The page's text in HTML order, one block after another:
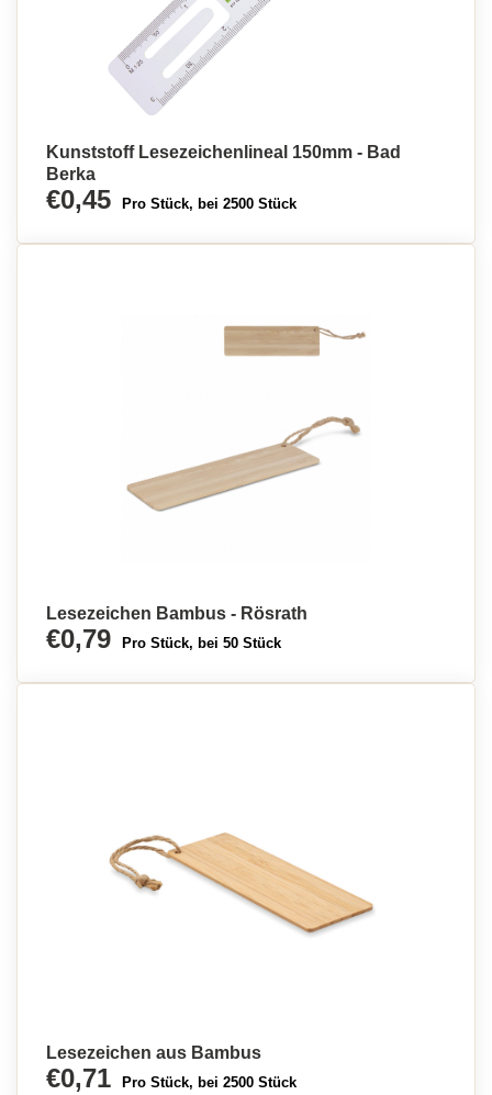
Kunststoff Lesezeichenlineal 150mm - Bad
Berka
€0,45 Pro Stück, bei 2500 Stück
Lesezeichen Bambus - Rösrath
€0,79 Pro Stück, bei 50 Stück
Lesezeichen aus Bambus
€0,71 Pro Stück, bei 2500 Stück